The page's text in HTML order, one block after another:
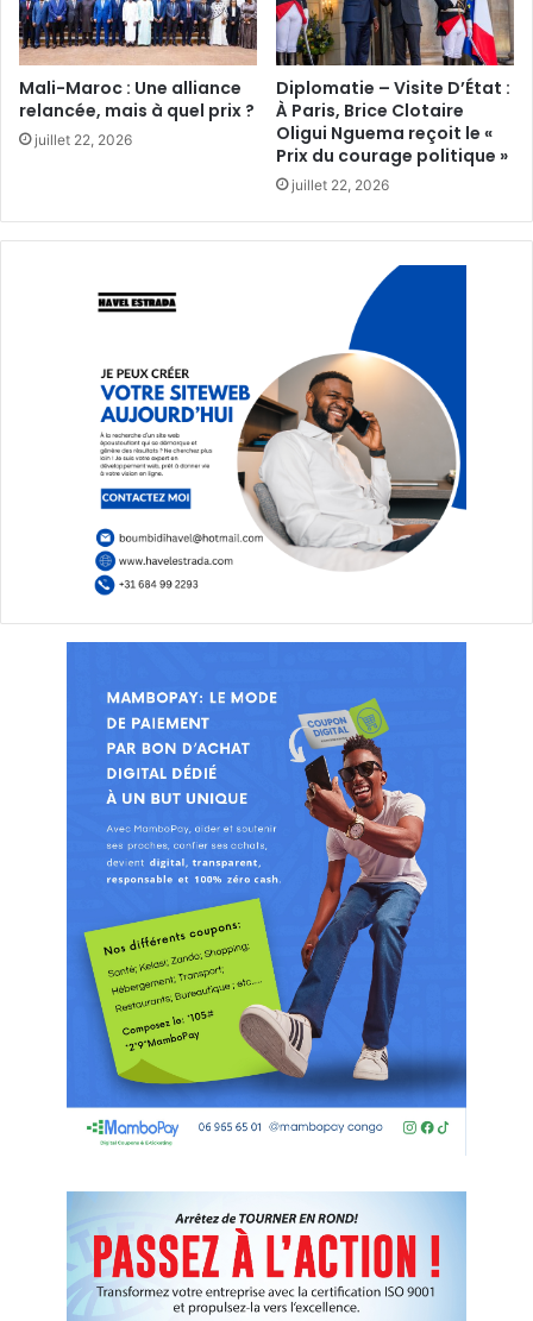
Mali-Maroc : Une alliance
relancée, mais à quel prix ?‎
juillet 22, 2026
Diplomatie – Visite D’État :
À Paris, Brice Clotaire
Oligui Nguema reçoit le «
Prix du courage politique »
juillet 22, 2026